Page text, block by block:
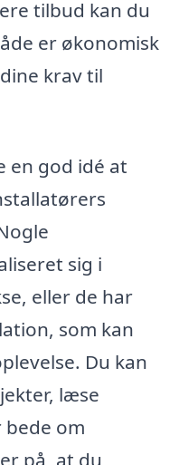
tilbud kan du
er økonomisk
krav til
en god idé at
sig i
eller de har
som kan
Du kan
læse
bede om
på, at du